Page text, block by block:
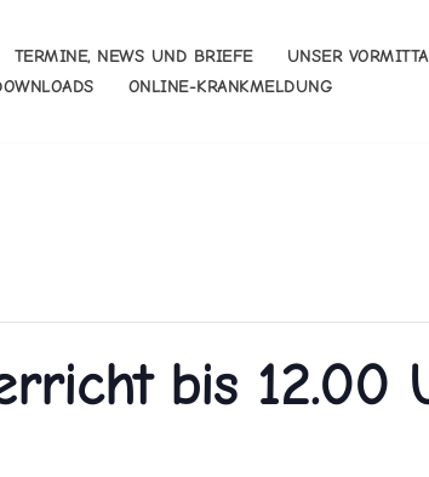
TERMINE, NEWS UND BRIEFE UNSER
ONLINE-KRANKMELDUNG
bis 12.00